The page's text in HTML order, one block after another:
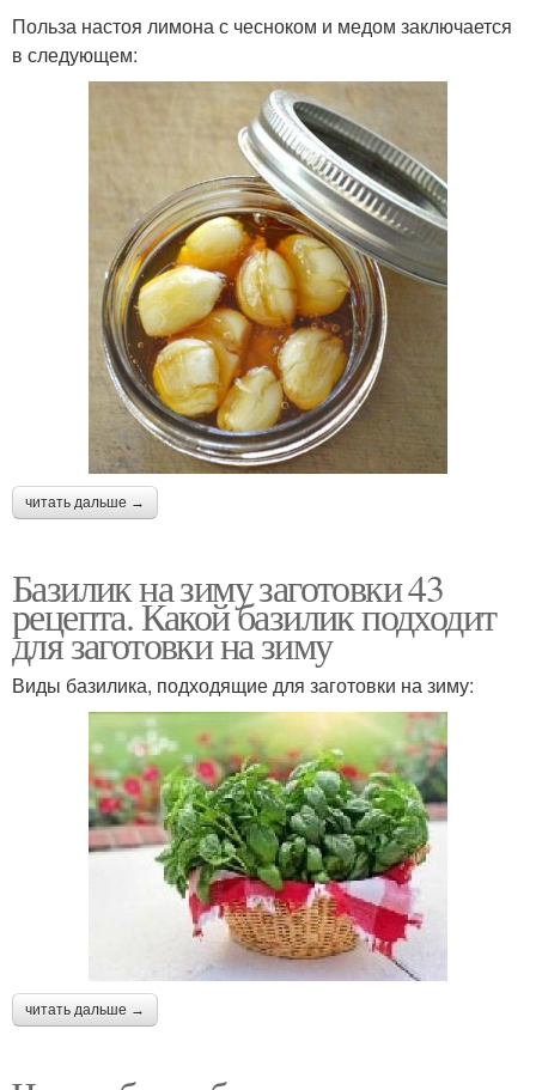
Польза настоя лимона с чесноком и медом заключается
в следующем:
читать дальше →
Базилик на зиму заготовки 43
рецепта. Какой базилик подходит
для заготовки на зиму
Виды базилика, подходящие для заготовки на зиму:
читать дальше →